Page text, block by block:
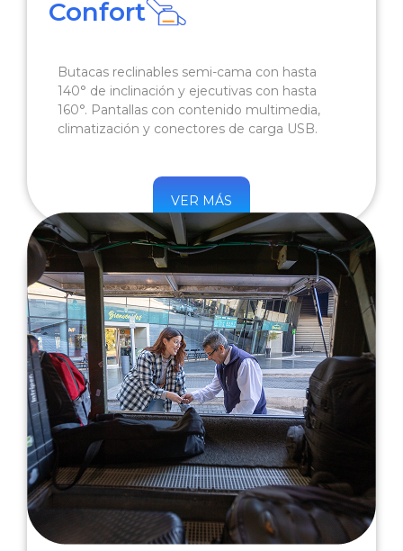
Confort
Butacas reclinables semi-cama con hasta
140° de inclinación y ejecutivas con hasta
160°. Pantallas con contenido multimedia,
climatización y conectores de carga USB.
VER MÁS